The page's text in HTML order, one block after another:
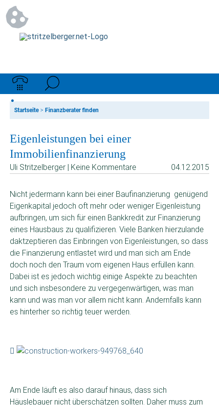
Startseite> Finanzberater finden
Eigenleistungen bei einer
Immobilienfinanzierung
Uli Stritzelberger | Keine Kommentare 04.12.2015
Nicht jedermann kann bei einer Baufinanzierung genügend
Eigenkapital jedoch oft mehr oder weniger Eigenleistung
aufbringen, um sich für einen Bankkredit zur Finanzierung
eines Hausbaus zu qualifizieren. Viele Banken hierzulande
daktzeptieren das Einbringen von Eigenleistungen, so dass
die Finanzierung entlastet wird und man sich am Ende
doch noch den Traum vom eigenen Haus erfüllen kann.
Dabei ist es jedoch wichtig einige Aspekte zu beachten
und sich insbesondere zu vergegenwärtigen, was man
kann und was man vor allem nicht kann. Andernfalls kann
es hinterher so richtig teuer werden.
Am Ende läuft es also darauf hinaus, dass sich
Häuslebauer nicht überschätzen sollten. Daher muss zum